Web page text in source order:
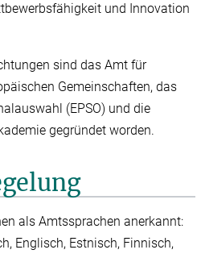
und Innovation
sind das Amt für
Gemeinschaften, das
(EPSO) und die
gegründet worden.
als Amtssprachen anerkannt:
Englisch, Estnisch, Finnisch,